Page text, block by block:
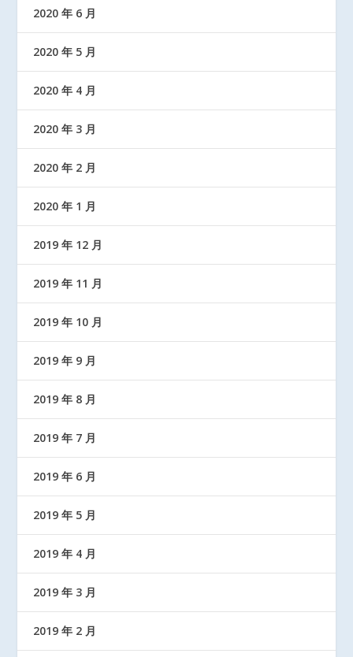
2020 年 6 月
2020 年 5 月
2020 年 4 月
2020 年 3 月
2020 年 2 月
2020 年 1 月
2019 年 12 月
2019 年 11 月
2019 年 10 月
2019 年 9 月
2019 年 8 月
2019 年 7 月
2019 年 6 月
2019 年 5 月
2019 年 4 月
2019 年 3 月
2019 年 2 月